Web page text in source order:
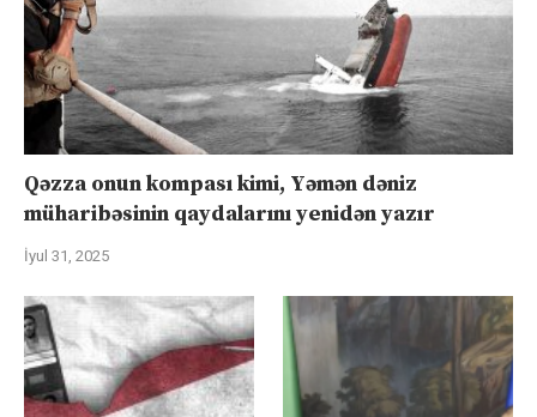
Qəzza onun kompası kimi, Yəmən dəniz
müharibəsinin qaydalarını yenidən yazır
İyul 31, 2025